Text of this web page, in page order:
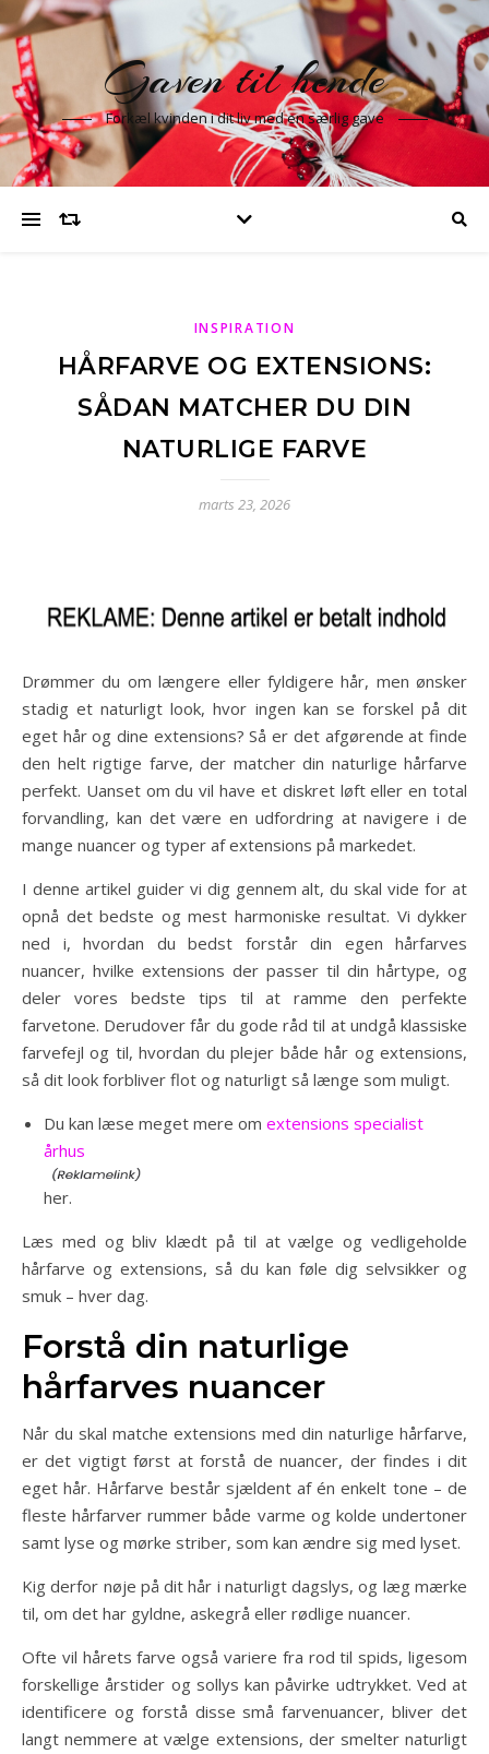
Gaven til hende
Forkæl kvinden i dit liv med en særlig gave
INSPIRATION
HÅRFARVE OG EXTENSIONS:
SÅDAN MATCHER DU DIN
NATURLIGE FARVE
marts 23, 2026
Drømmer du om længere eller fyldigere hår, men ønsker
stadig et naturligt look, hvor ingen kan se forskel på dit
eget hår og dine extensions? Så er det afgørende at finde
den helt rigtige farve, der matcher din naturlige hårfarve
perfekt. Uanset om du vil have et diskret løft eller en total
forvandling, kan det være en udfordring at navigere i de
mange nuancer og typer af extensions på markedet.
I denne artikel guider vi dig gennem alt, du skal vide for at
opnå det bedste og mest harmoniske resultat. Vi dykker
ned i, hvordan du bedst forstår din egen hårfarves
nuancer, hvilke extensions der passer til din hårtype, og
deler vores bedste tips til at ramme den perfekte
farvetone. Derudover får du gode råd til at undgå klassiske
farvefejl og til, hvordan du plejer både hår og extensions,
så dit look forbliver flot og naturligt så længe som muligt.
Du kan læse meget mere om extensions specialist
århus
her.
Læs med og bliv klædt på til at vælge og vedligeholde
hårfarve og extensions, så du kan føle dig selvsikker og
smuk – hver dag.
Forstå din naturlige
hårfarves nuancer
Når du skal matche extensions med din naturlige hårfarve,
er det vigtigt først at forstå de nuancer, der findes i dit
eget hår. Hårfarve består sjældent af én enkelt tone – de
fleste hårfarver rummer både varme og kolde undertoner
samt lyse og mørke striber, som kan ændre sig med lyset.
Kig derfor nøje på dit hår i naturligt dagslys, og læg mærke
til, om det har gyldne, askegrå eller rødlige nuancer.
Ofte vil hårets farve også variere fra rod til spids, ligesom
forskellige årstider og sollys kan påvirke udtrykket. Ved at
identificere og forstå disse små farvenuancer, bliver det
langt nemmere at vælge extensions, der smelter naturligt